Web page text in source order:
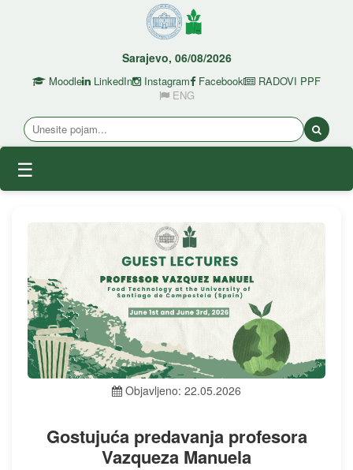
Sarajevo, 06/08/2026
Moodle LinkedIn Instagram Facebook
RADOVI PPF
ENG
☰
Objavljeno: 22.05.2026
Gostujuća predavanja profesora
Vazqueza Manuela